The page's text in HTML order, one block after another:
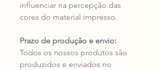
influenciar na percepção das
cores do material impresso.
Prazo de produção e envio:
Todos os nossos produtos são
produzidos e enviados no